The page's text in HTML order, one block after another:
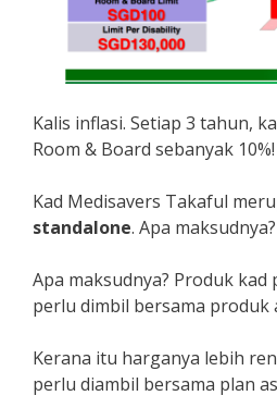
Kalis inflasi. Setiap 3 tahun,
Room & Board sebanyak 10%!
Kad Medisavers Takaful
standalone. Apa maksudnya?
Apa maksudnya? Produk
perlu dimbil bersama produk
Kerana itu harganya lebih
perlu diambil bersama plan